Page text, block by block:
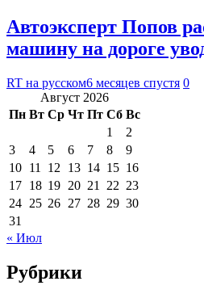
Автоэксперт Попов
машину на дороге
RT на русском6 месяцев спустя 0
Август 2026
Пн Вт Ср Чт Пт Сб Вс
1
2
3
4 5 6 7 8
9
10 11 12 13 14 15 16
17 18 19 20 21 22 23
24 25 26 27 28 29 30
31
« Июл
Рубрики